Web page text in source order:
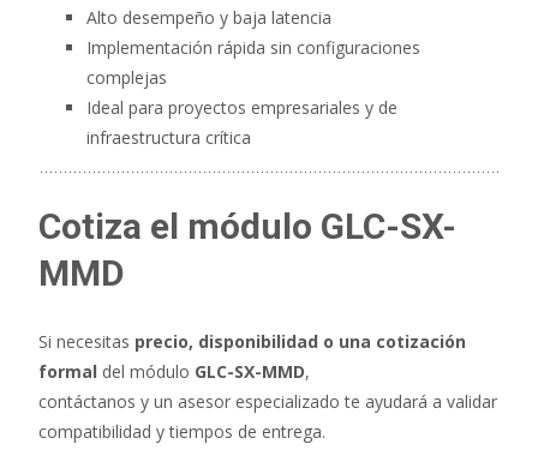
Alto desempeño y baja latencia
Implementación rápida sin configuraciones
complejas
Ideal para proyectos empresariales y de
infraestructura crítica
Cotiza el módulo GLC-SX-
MMD
Si necesitas precio, disponibilidad o una cotización
formal del módulo GLC-SX-MMD,
contáctanos y un asesor especializado te ayudará a validar
compatibilidad y tiempos de entrega.